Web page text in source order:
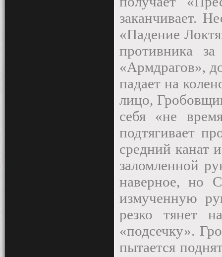
заканчивает.
«Падение
противника
«Армдрагов»,
падает на
лицо,
себя «не
подтягивает
средний канат
заломленной
наверное, но
измученную
резко тянет
«подсечку».
пытается